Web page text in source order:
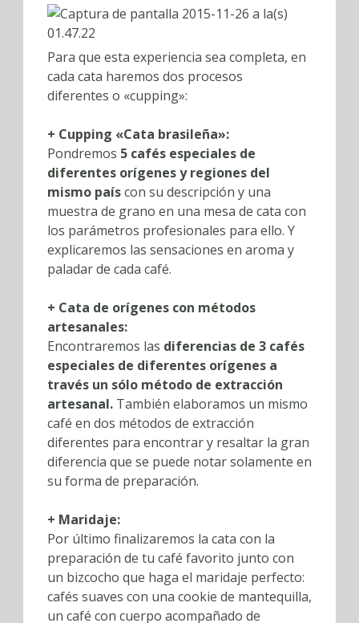
Para que esta experiencia sea completa, en
cada cata haremos dos procesos
diferentes o «cupping»:
+ Cupping «Cata brasileña»:
Pondremos 5 cafés especiales de
diferentes orígenesy regiones del
mismo paíscon su descripción y una
muestra de grano en una mesa de cata con
los parámetros profesionales para ello. Y
explicaremos las sensaciones en aroma y
paladar de cada café.
+ Cata de orígenes con métodos
artesanales:
Encontraremos las diferencias de 3 cafés
especiales de diferentes orígenes a
través un sólo método de extracción
artesanal. También elaboramos un mismo
café en dos métodos de extracción
diferentes para encontrar y resaltar la gran
diferencia que se puede notar solamente en
su forma de preparación.
+ Maridaje:
Por último finalizaremos la cata con la
preparación de tu café favorito junto con
un bizcocho que haga el maridaje perfecto:
cafés suaves con una cookie de mantequilla,
un café con cuerpo acompañado de